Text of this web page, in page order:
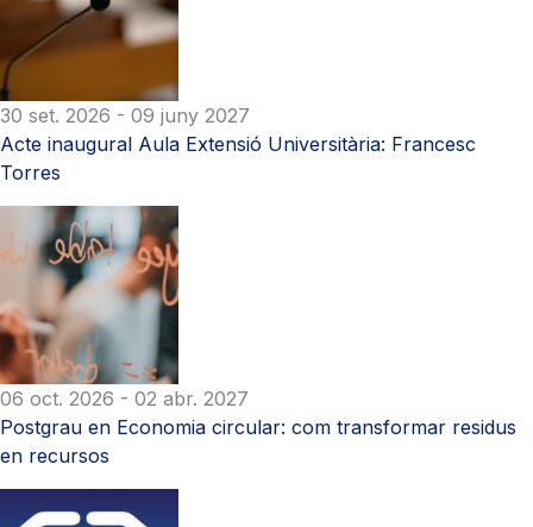
30 set. 2026 - 09 juny 2027
Acte inaugural Aula Extensió Universitària: Francesc
Torres
06 oct. 2026 - 02 abr. 2027
Postgrau en Economia circular: com transformar residus
en recursos